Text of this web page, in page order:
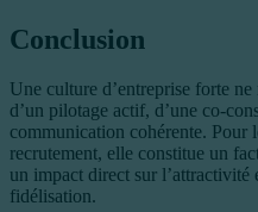
Conclusion
Une culture d’entreprise forte
d’un pilotage actif, d’une co-
communication cohérente. Pour
recrutement, elle constitue un
un impact direct sur
fidélisation.